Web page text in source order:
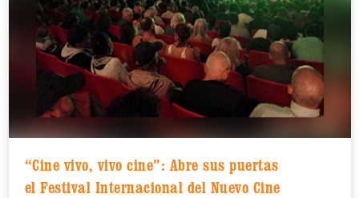
“Cine vivo, vivo cine”: Abre sus puertas
el Festival Internacional del Nuevo Cine